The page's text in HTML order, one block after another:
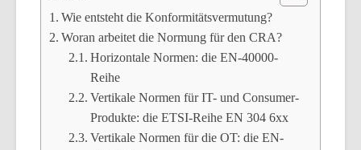
Wie entsteht die Konformitätsvermutung?
Woran arbeitet die Normung für den CRA?
Horizontale Normen: die EN-40000-
Reihe
Vertikale Normen für IT- und Consumer-
Produkte: die ETSI-Reihe EN 304 6xx
Vertikale Normen für die OT: die EN-